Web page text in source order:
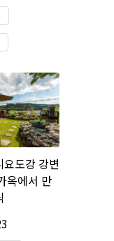
도강 강변
옥에서 만